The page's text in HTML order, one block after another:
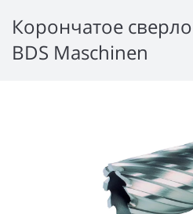
Корончатое
BDS Maschinen